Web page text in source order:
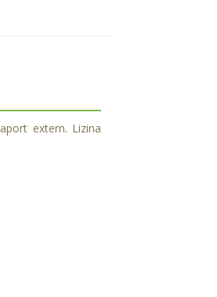
extern. Lizina